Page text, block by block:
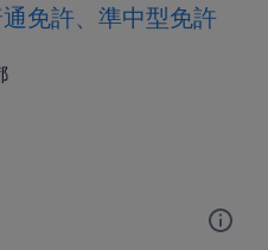
免許、準中型免許